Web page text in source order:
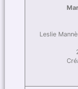
Leslie